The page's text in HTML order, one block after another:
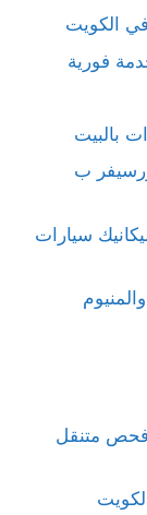
الكويت
بالبيت
ب
سيارات
متنقل